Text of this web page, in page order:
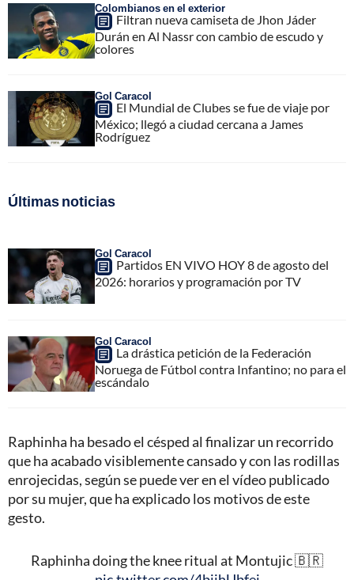
Colombianos en el exterior
Filtran nueva camiseta de Jhon Jáder
Durán en Al Nassr con cambio de escudo y
colores
Gol Caracol
El Mundial de Clubes se fue de viaje por
México; llegó a ciudad cercana a James
Rodríguez
Últimas noticias
Gol Caracol
Partidos EN VIVO HOY 8 de agosto del
2026: horarios y programación por TV
Gol Caracol
La drástica petición de la Federación
Noruega de Fútbol contra Infantino; no para el
escándalo
Raphinha ha besado el césped al finalizar un recorrido
que ha acabado visiblemente cansado y con las rodillas
enrojecidas, según se puede ver en el vídeo publicado
por su mujer, que ha explicado los motivos de este
gesto.
Raphinha doing the knee ritual at Montujic 🇧🇷